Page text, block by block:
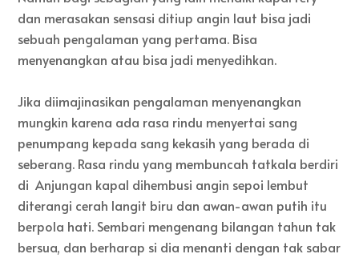
dan merasakan sensasi ditiup angin laut bisa jadi
sebuah pengalaman yang pertama. Bisa
menyenangkan atau bisa jadi menyedihkan.
Jika diimajinasikan pengalaman menyenangkan
mungkin karena ada rasa rindu menyertai sang
penumpang kepada sang kekasih yang berada di
seberang. Rasa rindu yang membuncah tatkala berdiri
di Anjungan kapal dihembusi angin sepoi lembut
diterangi cerah langit biru dan awan-awan putih itu
berpola hati. Sembari mengenang bilangan tahun tak
bersua, dan berharap si dia menanti dengan tak sabar